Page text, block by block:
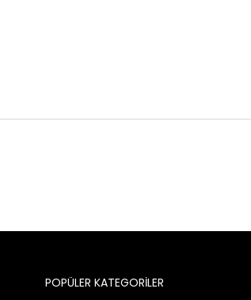
POPÜLER KATEGORİLER